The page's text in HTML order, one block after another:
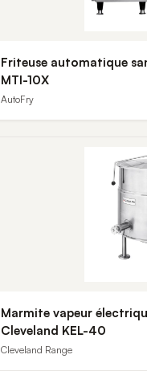
Friteuse automatique
MTI-10X
AutoFry
Marmite vapeur
Cleveland KEL-40
Cleveland Range